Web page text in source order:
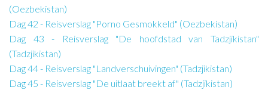
(Oezbekistan)
Dag 42 - Reisverslag "Porno Gesmokkeld" (Oezbekistan)
Dag 43 - Reisverslag "De hoofdstad van Tadzjikistan"
(Tadzjikistan)
Dag 44 - Reisverslag "Landverschuivingen" (Tadzjikistan)
Dag 45 - Reisverslag "De uitlaat breekt af" (Tadzjikistan)